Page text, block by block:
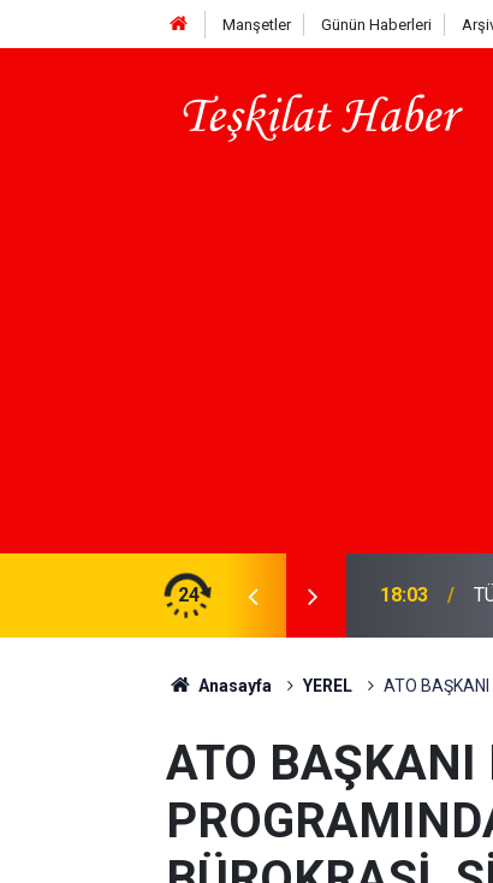
Manşetler Günün Haberleri
24 18:03
Anasayfa YEREL ATO
ATO BAŞKANI